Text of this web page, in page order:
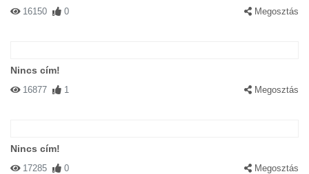
16150 0 Megosztás
Nincs cím!
16877 1 Megosztás
Nincs cím!
17285 0 Megosztás